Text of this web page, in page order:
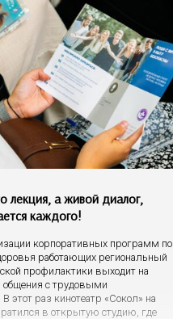
лекция, а живой диалог,
каждого!
корпоративных программ по
работающих региональный
профилактики выходит на
общения с трудовыми
этот раз кинотеатр «Сокол» на
в открытую студию, где